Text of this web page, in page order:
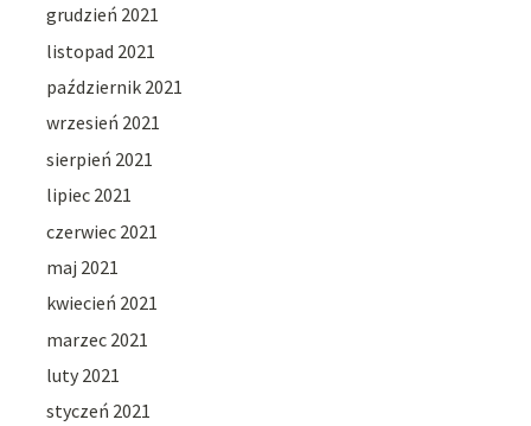
grudzień 2021
listopad 2021
październik 2021
wrzesień 2021
sierpień 2021
lipiec 2021
czerwiec 2021
maj 2021
kwiecień 2021
marzec 2021
luty 2021
styczeń 2021